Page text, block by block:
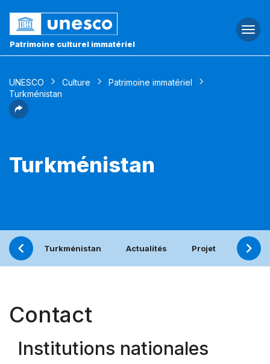
Patrimoine culturel immatériel
UNESCO Culture
Patrimoine immatériel
Turkménistan
Turkménistan
Turkménistan Actualités Projet
Contact
Institutions nationales